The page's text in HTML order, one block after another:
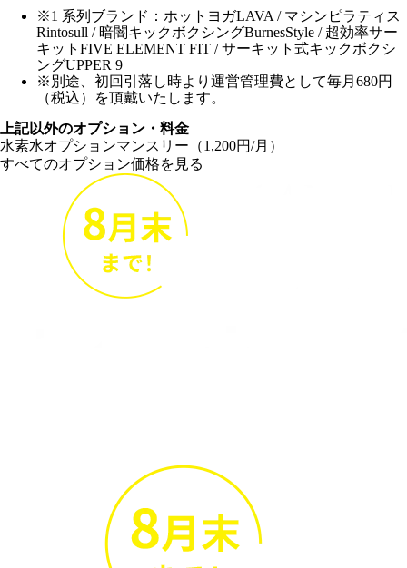
※1 系列ブランド：ホットヨガLAVA / マシンピラティス
Rintosull / 暗闇キックボクシングBurnesStyle / 超効率サー
キットFIVE ELEMENT FIT / サーキット式キックボクシ
ングUPPER 9
※別途、初回引落し時より運営管理費として毎月680円
（税込）を頂戴いたします。
上記以外のオプション・料金
水素水オプションマンスリー（1,200円/月）
すべてのオプション価格を見る